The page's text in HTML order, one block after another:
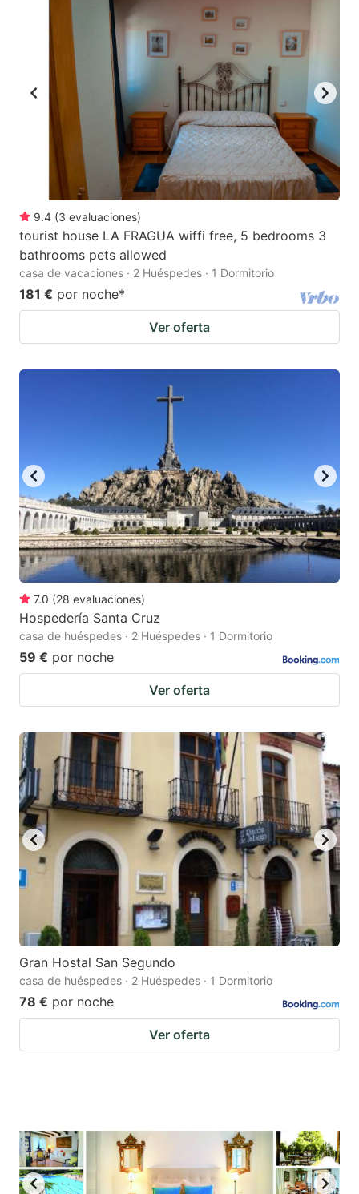
key
to
get
the
keyboard
shortcuts
for
changing
dates.
key
to
get
the
keyboard
shortcuts
for
changing
dates.
9.4 (3 evaluaciones)
tourist house LA FRAGUA wiffi free, 5 bedrooms 3
bathrooms pets allowed
casa de vacaciones · 2 Huéspedes · 1 Dormitorio
181 € por noche*
Ver oferta
7.0 (28 evaluaciones)
Hospedería Santa Cruz
casa de huéspedes · 2 Huéspedes · 1 Dormitorio
59 € por noche
Ver oferta
Gran Hostal San Segundo
casa de huéspedes · 2 Huéspedes · 1 Dormitorio
78 € por noche
Ver oferta